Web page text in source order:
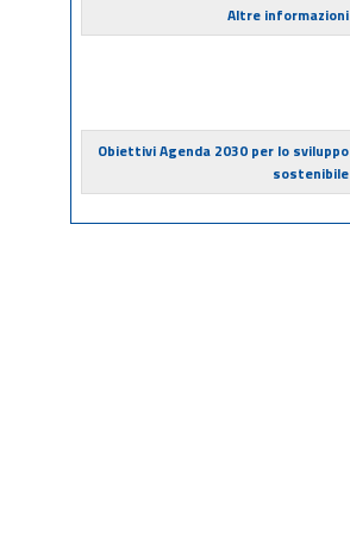
Altre informazioni
Obiettivi Agenda 2030 per lo sviluppo
sostenibile